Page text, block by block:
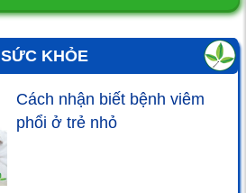
SỨC KHỎE
Cách nhận biết bệnh viêm
phổi ở trẻ nhỏ